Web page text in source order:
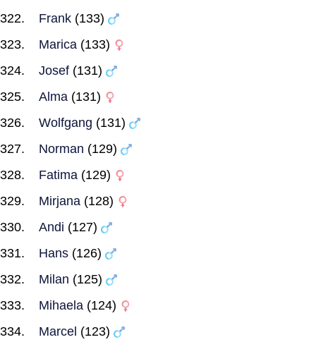
Frank (133)
Marica (133)
Josef (131)
Alma (131)
Wolfgang (131)
Norman (129)
Fatima (129)
Mirjana (128)
Andi (127)
Hans (126)
Milan (125)
Mihaela (124)
Marcel (123)